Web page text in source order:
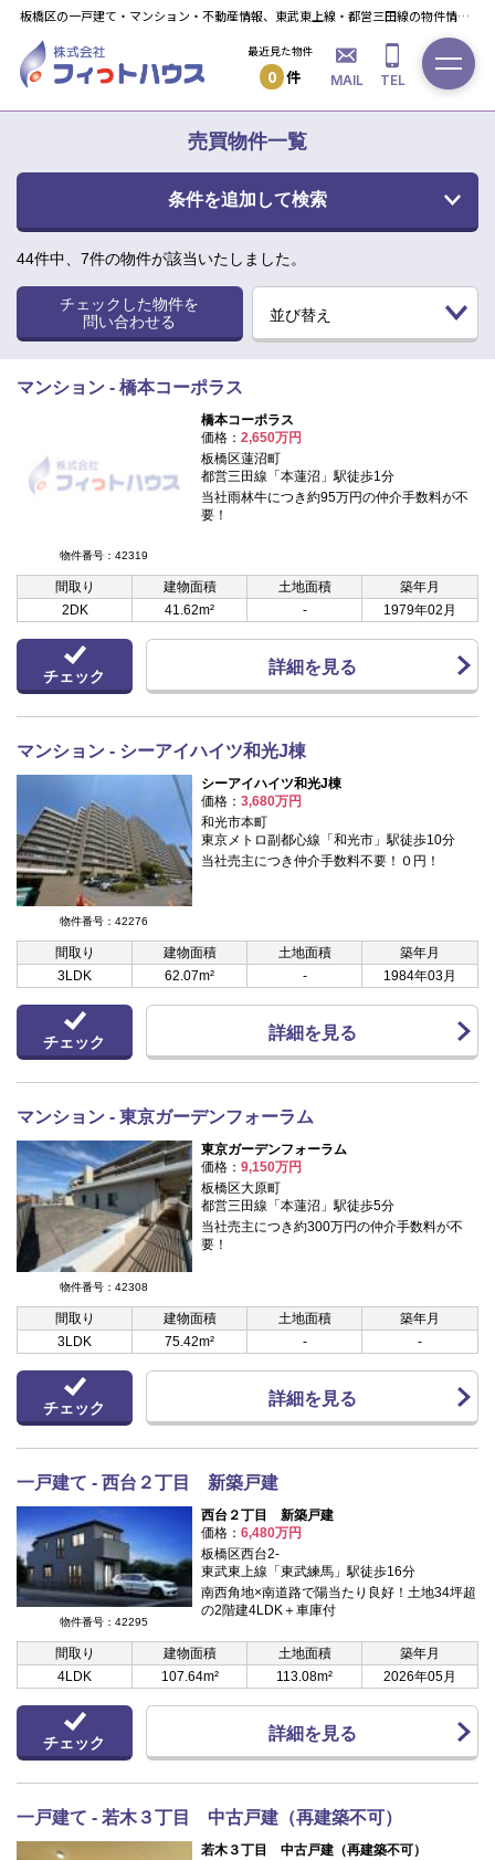
板橋区の一戸建て・マンション・不動産情報、東武東上線・都営三田線の物件情報ならフィっト・ハウスへ！
最近見た物件
0 件 MAIL TEL
売買物件一覧
条件を追加して検索
44件中、 7件の物件が該当いたしました。
チェックした物件を
問い合わせる
マンション - 橋本コーポラス
物件番号：42319
橋本コーポラス
価格：2,650万円
板橋区蓮沼町
都営三田線「本蓮沼」駅徒歩1分
当社雨林牛につき約95万円の仲介手数料が不
要！
間取り 建物面積 土地面積
築年月
2DK
41.62m² - 1979年02月
チェック 詳細を見る
マンション - シーアイハイツ和光J棟
物件番号：42276
シーアイハイツ和光J棟
価格：3,680万円
和光市本町
東京メトロ副都心線「和光市」駅徒歩10分
当社売主につき仲介手数料不要！０円！
間取り 建物面積 土地面積
築年月
3LDK
62.07m² - 1984年03月
チェック 詳細を見る
マンション - 東京ガーデンフォーラム
物件番号：42308
東京ガーデンフォーラム
価格：9,150万円
板橋区大原町
都営三田線「本蓮沼」駅徒歩5分
当社売主につき約300万円の仲介手数料が不
要！
間取り 建物面積 土地面積
築年月
3LDK
75.42m² - -
チェック 詳細を見る
一戸建て - 西台２丁目 新築戸建
物件番号：42295
西台２丁目 新築戸建
価格：6,480万円
板橋区西台2-
東武東上線「東武練馬」駅徒歩16分
南西角地×南道路で陽当たり良好！土地34坪超
の2階建4LDK＋車庫付
間取り 建物面積 土地面積
築年月
4LDK
107.64m² 113.08m² 2026年05月
チェック 詳細を見る
一戸建て - 若木３丁目 中古戸建（再建築不可）
若木３丁目 中古戸建（再建築不可）